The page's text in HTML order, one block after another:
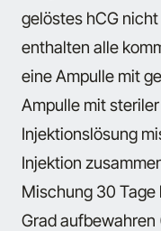
gelöstes hCG
enthalten alle
eine Ampulle mit
Ampulle mit
Injektionslösung
Injektion
Mischung 30 Tage
Grad aufbewahren